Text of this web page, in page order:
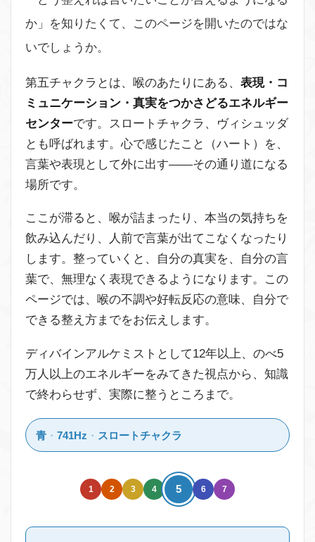
か」を知りたくて、このページを開いたのではな
いでしょうか。
第五チャクラとは、喉のあたりにある、 表現・コ
ミュニケーション・真実をつかさどるエネルギー
センターです。スロートチャクラ、ヴィシュッダ
とも呼ばれます。心で感じたこと（ハート）を、
言葉や表現として外に出す——その通り道になる
場所です。
ここが滞ると、喉が詰まったり、本当の気持ちを
飲み込んだり、人前で言葉が出てこなくなったり
します。整っていくと、自分の真実を、自分の言
葉で、無理なく表現できるようになります。この
ページでは、喉の不調や好転反応の意味、自分で
できる整え方までをお伝えします。
ディバインアルケミストとして12年以上、のべ5
万人以上のエネルギーをみてきた視点から、知識
で終わらせず、実際に整うところまで。
青・ 741Hz ・ スロートチャクラ
1 2 3 4 5 6 7